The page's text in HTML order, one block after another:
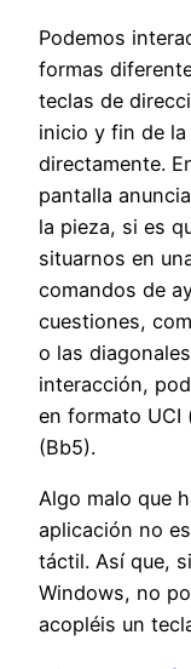
Podemos
formas
teclas de
inicio y fin de
directamente.
pantalla
la pieza, si es
situarnos en
comandos de
cuestiones,
o las
interacción,
en formato UCI
(Bb5).
Algo malo que
aplicación no
táctil. Así que,
Windows, no
acopléis un